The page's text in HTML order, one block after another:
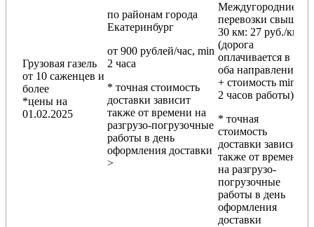
Грузовая газель
от 10 саженцев и
более
*цены на
01.02.2025
по районам города
Екатеринбург
от 900 рублей/час, min
2 часа
* точная стоимость
доставки зависит
также от времени на
разгрузо-погрузочные
работы в день
оформления доставки
>
Междугородние
перевозки свыше
30 км: 27 руб./км
(дорога
оплачивается в
оба направления
+ стоимость min
2 часов работы)
* точная
стоимость
доставки зависит
также от времени
на разгрузо-
погрузочные
работы в день
оформления
доставки